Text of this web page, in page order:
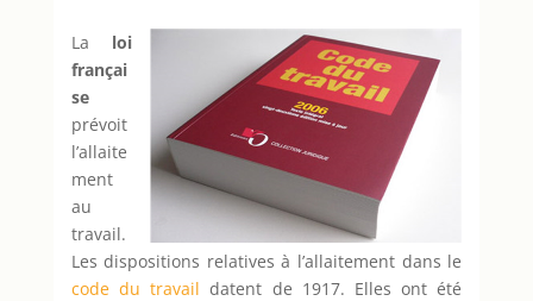
La loi
françai
se
prévoit
l’allaite
ment
au
travail.
Les dispositions relatives à l’allaitement dans le
code du travail datent de 1917. Elles ont été